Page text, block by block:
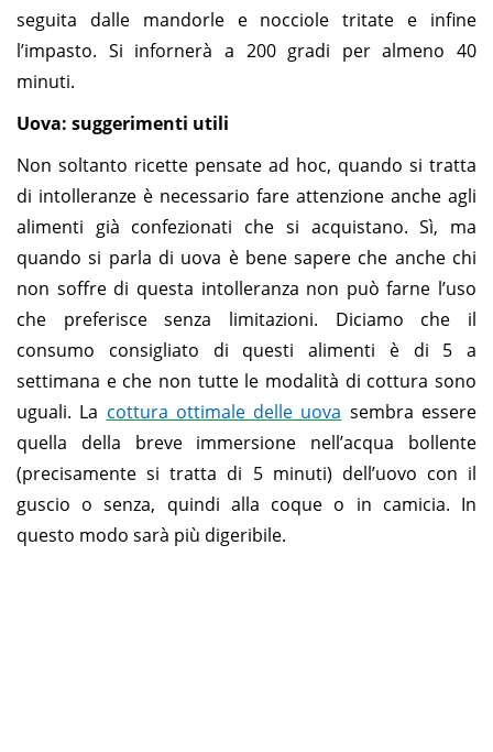
seguita dalle mandorle e nocciole tritate e infine
l’impasto. Si infornerà a 200 gradi per almeno 40
minuti.
Uova: suggerimenti utili
Non soltanto ricette pensate ad hoc, quando si tratta
di intolleranze è necessario fare attenzione anche agli
alimenti già confezionati che si acquistano. Sì, ma
quando si parla di uova è bene sapere che anche chi
non soffre di questa intolleranza non può farne l’uso
che preferisce senza limitazioni. Diciamo che il
consumo consigliato di questi alimenti è di 5 a
settimana e che non tutte le modalità di cottura sono
uguali. La cottura ottimale delle uova sembra essere
quella della breve immersione nell’acqua bollente
(precisamente si tratta di 5 minuti) dell’uovo con il
guscio o senza, quindi alla coque o in camicia. In
questo modo sarà più digeribile.